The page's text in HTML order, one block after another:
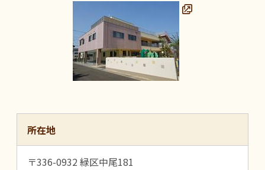
所在地
〒336-0932 緑区中尾181